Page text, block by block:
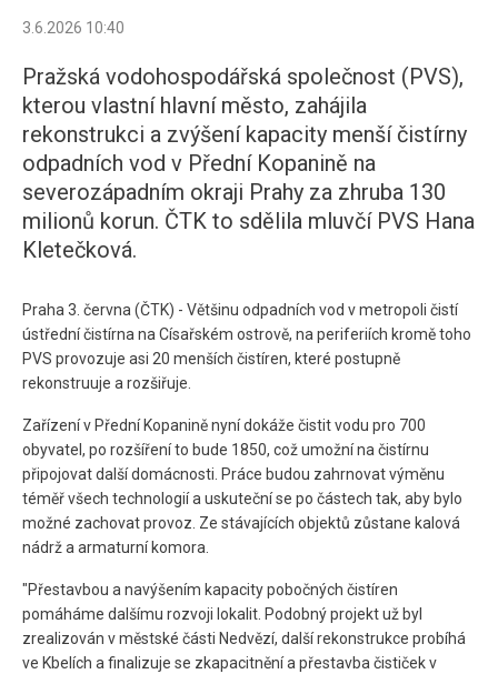
3.6.2026 10:40
Pražská vodohospodářská společnost (PVS),
kterou vlastní hlavní město, zahájila
rekonstrukci a zvýšení kapacity menší čistírny
odpadních vod v Přední Kopanině na
severozápadním okraji Prahy za zhruba 130
milionů korun. ČTK to sdělila mluvčí PVS Hana
Kletečková.
Praha 3. června (ČTK) - Většinu odpadních vod v metropoli čistí
ústřední čistírna na Císařském ostrově, na periferiích kromě toho
PVS provozuje asi 20 menších čistíren, které postupně
rekonstruuje a rozšiřuje.
Zařízení v Přední Kopanině nyní dokáže čistit vodu pro 700
obyvatel, po rozšíření to bude 1850, což umožní na čistírnu
připojovat další domácnosti. Práce budou zahrnovat výměnu
téměř všech technologií a uskuteční se po částech tak, aby bylo
možné zachovat provoz. Ze stávajících objektů zůstane kalová
nádrž a armaturní komora.
"Přestavbou a navýšením kapacity pobočných čistíren
pomáháme dalšímu rozvoji lokalit. Podobný projekt už byl
zrealizován v městské části Nedvězí, další rekonstrukce probíhá
ve Kbelích a finalizuje se zkapacitnění a přestavba čističek v